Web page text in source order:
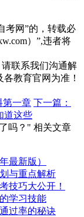
考网”的，转载必
）”,违者将
联系我们沟通解
教育官网为准！
第一章 下一篇：
道这些
吗？" 相关文章
最新版）
与重点解析
技巧大公开！
学习技能
过率的秘诀